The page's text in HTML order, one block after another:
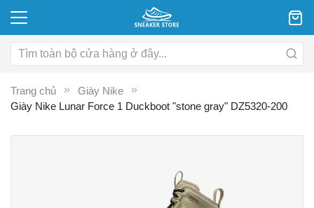
Trang chủ
Giày Nike
Giày Nike Lunar Force 1 Duckboot "stone gray" DZ5320-200